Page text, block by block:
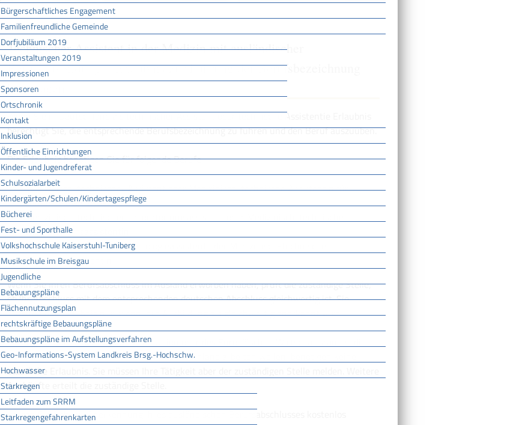
Bürgerschaftliches Engagement
Familienfreundliche Gemeinde
Dorfjubiläum 2019
Veranstaltungen 2019
Impressionen
Sponsoren
Ortschronik
Kontakt
Inklusion
Öffentliche Einrichtungen
Kinder- und Jugendreferat
Schulsozialarbeit
Kindergärten/Schulen/Kindertagespflege
Bücherei
Fest- und Sporthalle
Volkshochschule Kaiserstuhl-Tuniberg
Musikschule im Breisgau
Jugendliche
Bebauungspläne
Flächennutzungsplan
rechtskräftige Bebauungspläne
Bebauungspläne im Aufstellungsverfahren
Geo-Informations-System Landkreis Brsg.-Hochschw.
Hochwasser
Starkregen
Leitfaden zum SRRM
Starkregengefahrenkarten
Technischer Assistent in der Medizin mit ausländischer
Berufsausbildung – Erlaubnis zur Führung der Berufsbezeichnung
beantragen
Wenn Sie in Deutschland als technischer Assistent oder technische Assistentie Erlaubnis
berechtigt Sie, die entsprechende Berufsbezeichnung zu führen und den Beruf auszuüben.
Die Erlaubnis benötigen Sie für folgende Berufe:
Medizinisch-technischer Assistent oder Medizinisch-technische Assistentin für
Funktionsdiagnostik
Medizinisch-technischer Laboratoriumsassistent oder Medizinisch-technische
Laboratoriumsassistentin
Medizinisch-technischer Radiologieassistent oder Medizinisch-technische
Radiologieassistentin
Wenn Sie Ihren Berufsabschluss im Ausland erworben haben, prüft die zuständige Stelle,
ob Ihr Abschluss mit dem entsprechenden deutschen Abschluss gleichwertig ist. Sie
erhalten die Erlaubnis nur, wenn Ihre Ausbildung als gleichwertig anerkannt wird.
Staatsangehörige der Europäischen Union oder des Europäischen Wirtschaftsraums, die
nur vorübergehend und gelegentlich in Deutschland arbeiten wollen, benötigen keine
staatliche Erlaubnis. Sie müssen Ihre Tätigkeit aber der zuständigen Stelle melden. Weitere
Auskünfte erteilt die zuständige Stelle.
Lassen Sie sich zur Anerkennung Ihres ausländischen Berufsabschlusses kostenlos